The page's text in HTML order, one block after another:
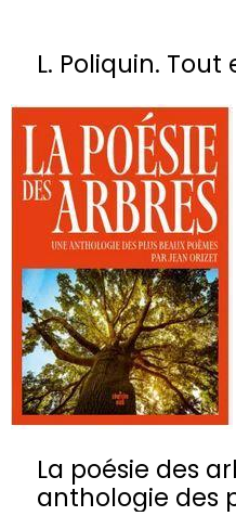
L. Poliquin.
La poésie des
anthologie des